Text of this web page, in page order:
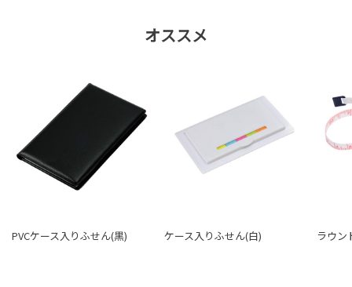
オススメ
PVCケース入りふせん(黒) ケース入りふせん(白) ラウン